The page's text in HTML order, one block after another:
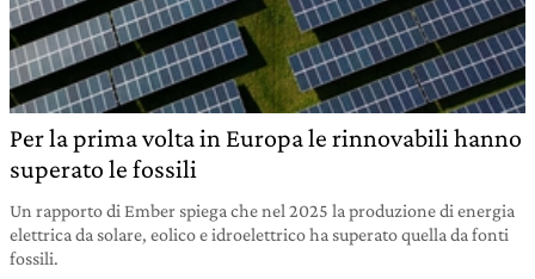
Per la prima volta in Europa le rinnovabili hanno
superato le fossili
Un rapporto di Ember spiega che nel 2025 la produzione di energia
elettrica da solare, eolico e idroelettrico ha superato quella da fonti
fossili.